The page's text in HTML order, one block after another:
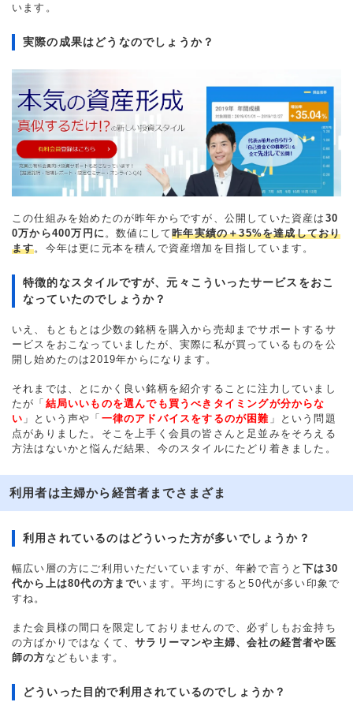
います。
実際の成果はどうなのでしょうか？
この仕組みを始めたのが昨年からですが、公開していた資産は 30
0万から400万円に 。数値にして昨年実績の＋35%を達成しており
ます。今年は更に元本を積んで資産増加を目指しています。
特徴的なスタイルですが、元々こういったサービスをおこ
なっていたのでしょうか？
いえ、もともとは少数の銘柄を購入から売却までサポートするサ
ービスをおこなっていましたが、実際に私が買っているものを公
開し始めたのは2019年からになります。
それまでは、とにかく良い銘柄を紹介することに注力していまし
たが「 結局いいものを選んでも買うべきタイミングが分からな
い 」という声や「 一律のアドバイスをするのが困難 」という問題
点がありました。そこを上手く会員の皆さんと足並みをそろえる
方法はないかと悩んだ結果、今のスタイルにたどり着きました。
利用者は主婦から経営者までさまざま
利用されているのはどういった方が多いでしょうか？
幅広い層の方にご利用いただいていますが、年齢で言うと下は30
代から上は80代の方までいます。平均にすると50代が多い印象で
すね。
また会員様の間口を限定しておりませんので、必ずしもお金持ち
の方ばかりではなくて、サラリーマンや主婦、会社の経営者や医
師の方 などもいます。
どういった目的で利用されているのでしょうか？